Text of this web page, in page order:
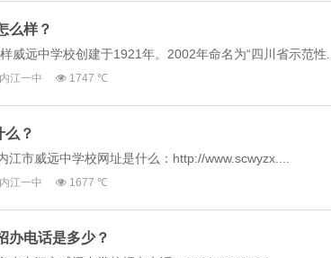
么样？
威远中学校创建于1921年。2002年命名为“四川省示范性...
内江一中 1747 ℃
么？
江市威远中学校网址是什么：http://www.scwyzx....
内江一中 1677 ℃
办电话是多少？